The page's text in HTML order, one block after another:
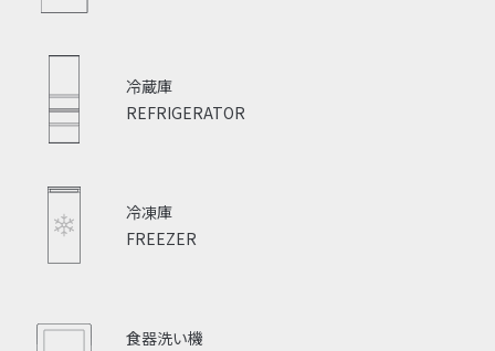
REFRIGERATOR
冷蔵庫
FREEZER
冷凍庫
食器洗い機